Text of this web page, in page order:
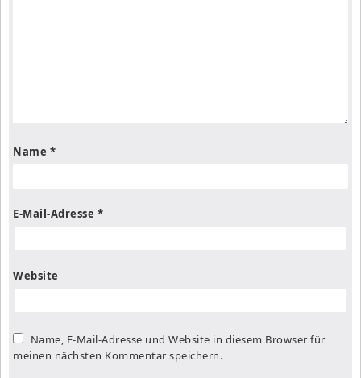
Name *
E-Mail-Adresse *
Website
Name, E-Mail-Adresse und Website in diesem Browser für
meinen nächsten Kommentar speichern.